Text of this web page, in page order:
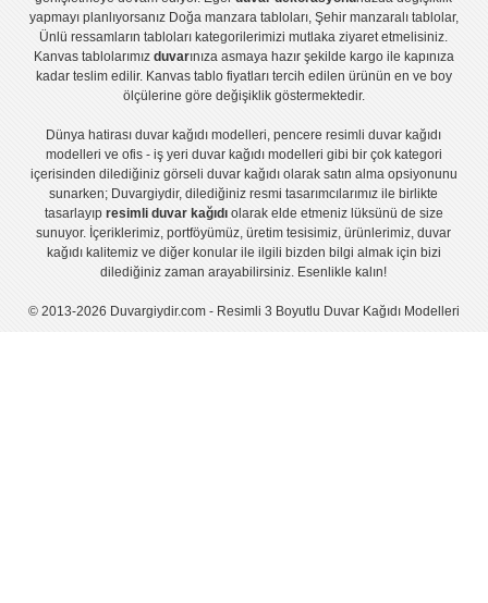
yapmayı planlıyorsanız Doğa manzara tabloları, Şehir manzaralı tablolar,
Ünlü ressamların tabloları kategorilerimizi mutlaka ziyaret etmelisiniz.
Kanvas tablolarımız duvarınıza asmaya hazır şekilde kargo ile kapınıza
kadar teslim edilir. Kanvas tablo fiyatlarıtercih edilen ürünün en ve boy
ölçülerine göre değişiklik göstermektedir.
Dünya hatirası duvar kağıdı modelleri,pencere resimli duvar kağıdı
modelleri ve ofis - iş yeri duvar kağıdı modelleri gibi bir çok kategori
içerisinden dilediğiniz görseli duvar kağıdı olarak satın alma opsiyonunu
sunarken; Duvargiydir, dilediğiniz resmi tasarımcılarımız ile birlikte
tasarlayıp resimli duvar kağıdıolarak elde etmeniz lüksünü de size
sunuyor. İçeriklerimiz, portföyümüz, üretim tesisimiz, ürünlerimiz, duvar
kağıdı kalitemiz ve diğer konular ile ilgili bizden bilgi almak için bizi
dilediğiniz zaman arayabilirsiniz. Esenlikle kalın!
© 2013-2026 Duvargiydir.com - Resimli 3 Boyutlu Duvar Kağıdı Modelleri